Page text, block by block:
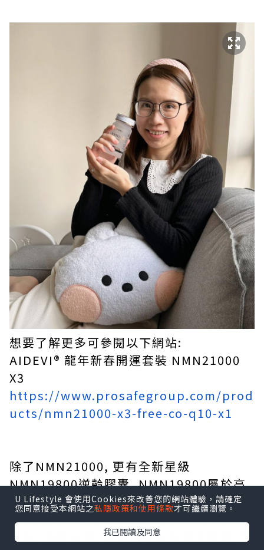
U Lifestyle 會使用Cookies來改善您的網站體驗，請確定
您同意接受本網站之私隱政策和使用條款才可繼續瀏覽。
我已閱讀及同意
想要了解更多可參閱以下網站:
AIDEVI®️ 龍年新春開運套裝 NMN21000
X3
https://www.prosafegroup.com/prod
ucts/nmn21000-x3-free-co-q10-x1
除了NMN21000, 更有全新星級
NMN19800逆齡膠囊, NMN19800屬於高
純度NMN (330mg), 高效能配方
可快速提升體內NAD+水平, 有助逆轉身體
機能, 強健大腦, 延緩衰老以及美肌養顏, 對